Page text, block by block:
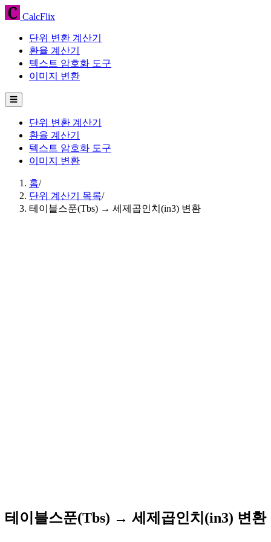
CalcFlix
단위 변환 계산기
환율 계산기
텍스트 암호화 도구
이미지 변환
☰
단위 변환 계산기
환율 계산기
텍스트 암호화 도구
이미지 변환
홈/
단위 계산기 목록/
테이블스푼(Tbs) → 세제곱인치(in3) 변환
테이블스푼(Tbs) → 세제곱인치(in3) 변환